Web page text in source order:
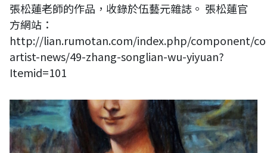
張松蓮老師的作品，收錄於伍藝元雜誌。 張松蓮官
方網站：
http://lian.rumotan.com/index.php/component/
artist-news/49-zhang-songlian-wu-yiyuan?
Itemid=101